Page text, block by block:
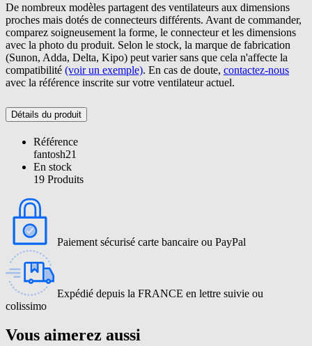
De nombreux modèles partagent des ventilateurs aux dimensions
proches mais dotés de connecteurs différents. Avant de commander,
comparez soigneusement la forme, le connecteur et les dimensions
avec la photo du produit. Selon le stock, la marque de fabrication
(Sunon, Adda, Delta, Kipo) peut varier sans que cela n'affecte la
compatibilité (voir un exemple). En cas de doute, contactez-nous
avec la référence inscrite sur votre ventilateur actuel.
Détails du produit
Référence
fantosh21
En stock
19 Produits
Paiement sécurisé carte bancaire ou PayPal
Expédié depuis la FRANCE en lettre suivie ou
colissimo
Vous aimerez aussi